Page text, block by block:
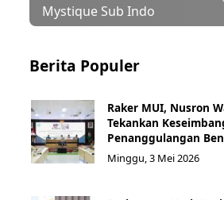
Mystique Sub Indo
Berita Populer
Raker MUI, Nusron
Tekankan
Penanggulangan
Minggu, 3 Mei 2026